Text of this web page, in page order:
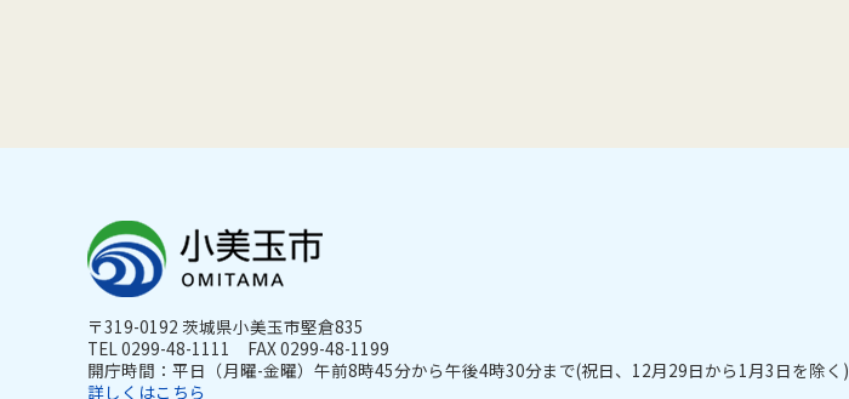
〒319-0192 茨城県小美玉市堅倉835
TEL 0299-48-1111 FAX 0299-48-1199
開庁時間：平日（月曜-金曜）午前8時45分から午後4時30分まで(祝日、12月29日から1月3日を除く)
詳しくはこちら